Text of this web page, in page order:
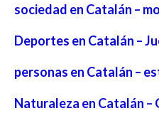
sociedad en Catalán –
Deportes en Catalán –
personas en Catalán –
Naturaleza en Catalán –